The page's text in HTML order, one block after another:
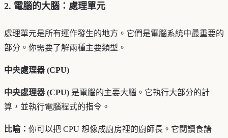
2. 電腦的大腦：處理單元
處理單元是所有運作發生的地方。它們是電腦系統中最重要的
部分。你需要了解兩種主要類型。
中央處理器 (CPU)
中央處理器 (CPU) 是電腦的主要大腦。它執行大部分的計
算，並執行電腦程式的指令。
比喻： 你可以把 CPU 想像成廚房裡的廚師長。它閱讀食譜